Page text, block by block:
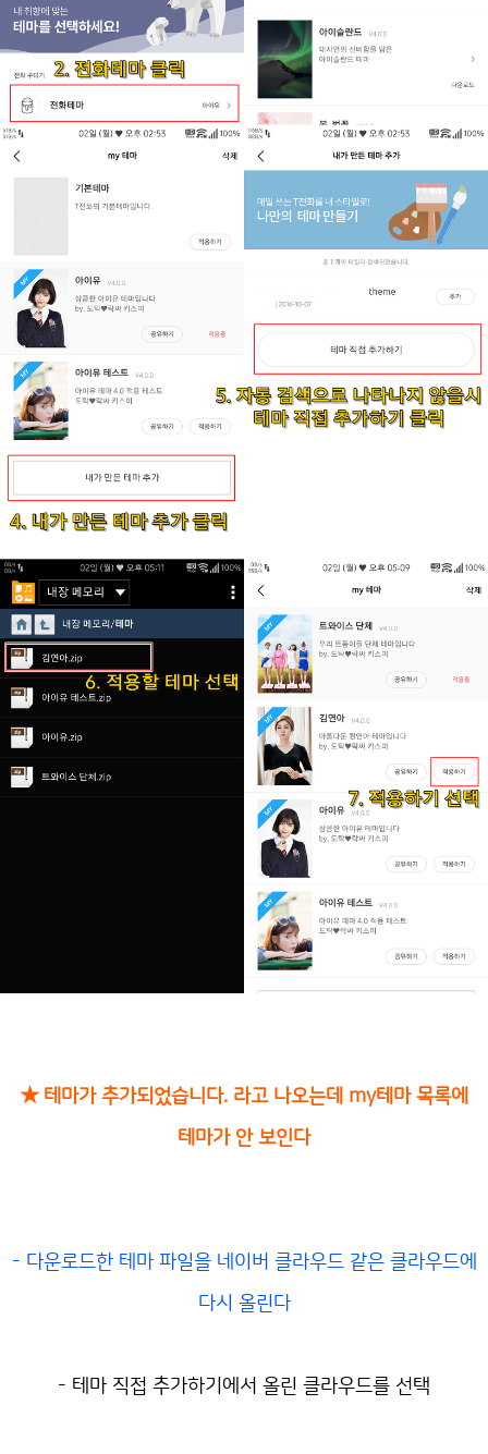
★ 테마가 추가되었습니다. 라고 나오는데 my테마 목록에
테마가 안 보인다
- 다운로드한 테마 파일을 네이버 클라우드 같은 클라우드에
다시 올린다
- 테마 직접 추가하기에서 올린 클라우드를 선택